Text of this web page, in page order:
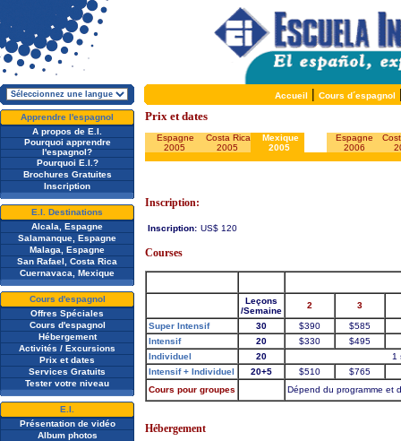
Accueil | Cours d´espagnol
Apprendre l'espagnol
A propos de E.I.
Pourquoi apprendre
l'espagnol?
Pourquoi E.I.?
Brochures Gratuites
Inscription
E.I. Destinations
Alcala, Espagne
Salamanque, Espagne
Malaga, Espagne
San Rafael, Costa Rica
Cuernavaca, Mexique
Cours d'espagnol
Offres Spéciales
Cours d'espagnol
Hébergement
Activités / Excursions
Prix et dates
Services Gratuits
Tester votre niveau
E.I.
Présentation de vidéo
Album photos
Prix et dates
Espagne
2005
Costa Rica
2005
Mexique
2005
Espagne
2006
Inscription:
Inscription: US$ 120
Courses
Leçons
/Semaine
2 3
Super Intensif 30 $390
$585
Intensif
20 $330
$495
Individuel
20
1
Intensif + Individuel
20+5 $510
$765
Cours pour groupes
Dépend du programme et
Hébergement